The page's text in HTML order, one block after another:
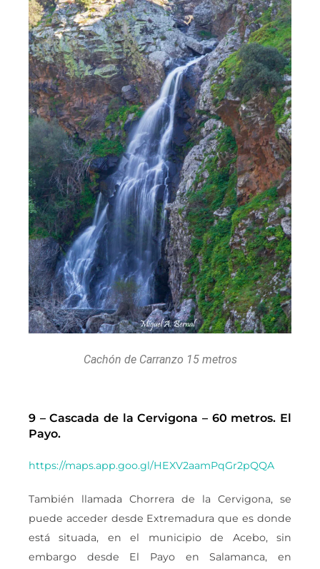
Cachón de Carranzo 15 metros
9 – Cascada de la Cervigona – 60 metros. El
Payo.
https://maps.app.goo.gl/HEXV2aamPqGr2pQQA
También llamada Chorrera de la Cervigona, se
puede acceder desde Extremadura que es donde
está situada, en el municipio de Acebo, sin
embargo desde El Payo en Salamanca, en